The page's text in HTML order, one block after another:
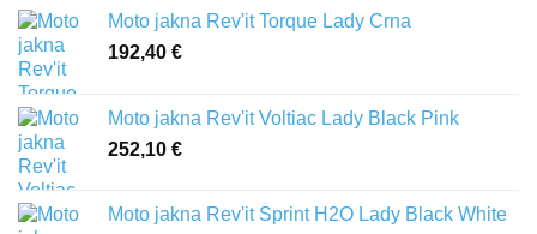
Moto jakna Rev'it Torque Lady Crna
192,40 €
Moto jakna Rev'it Voltiac Lady Black Pink
252,10 €
Moto jakna Rev'it Sprint H2O Lady Black White